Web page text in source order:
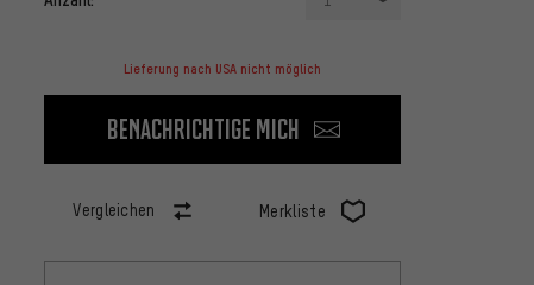
Lieferung nach USA nicht möglich
Benachrichtige mich
Vergleichen Merkliste